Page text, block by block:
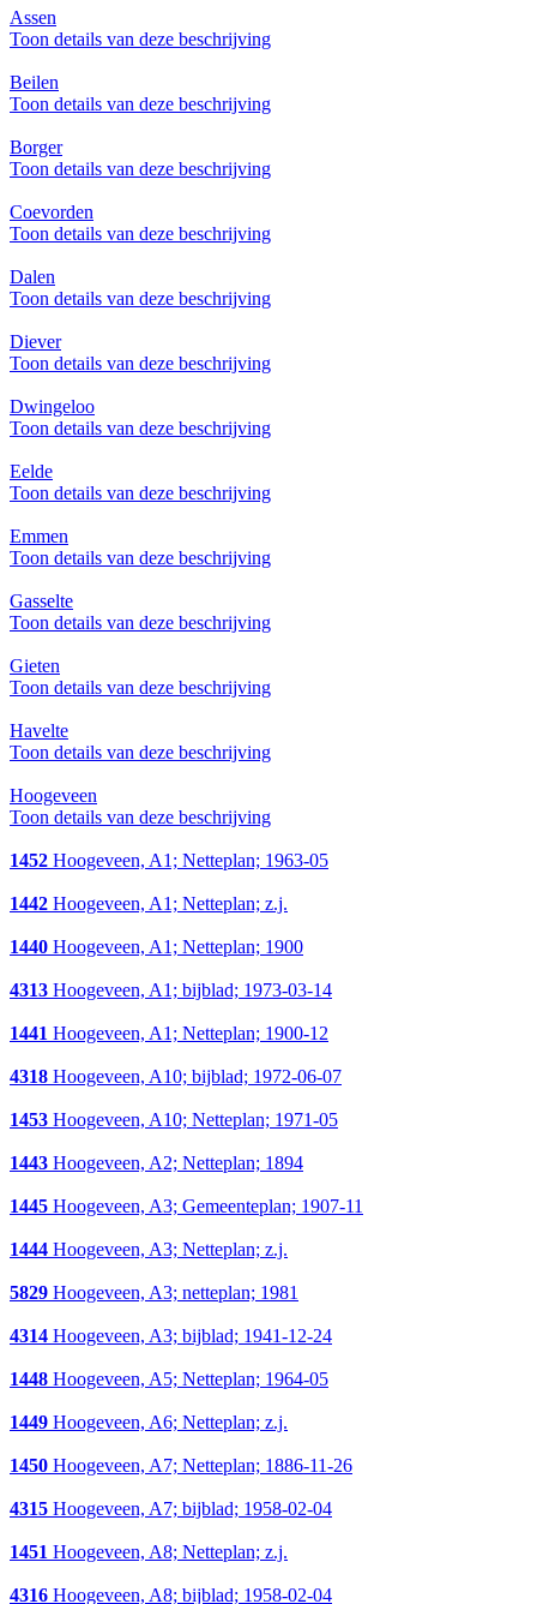
Assen
Toon details van deze beschrijving
Beilen
Toon details van deze beschrijving
Borger
Toon details van deze beschrijving
Coevorden
Toon details van deze beschrijving
Dalen
Toon details van deze beschrijving
Diever
Toon details van deze beschrijving
Dwingeloo
Toon details van deze beschrijving
Eelde
Toon details van deze beschrijving
Emmen
Toon details van deze beschrijving
Gasselte
Toon details van deze beschrijving
Gieten
Toon details van deze beschrijving
Havelte
Toon details van deze beschrijving
Hoogeveen
Toon details van deze beschrijving
1452 Hoogeveen, A1; Netteplan; 1963-05
1442 Hoogeveen, A1; Netteplan; z.j.
1440 Hoogeveen, A1; Netteplan; 1900
4313 Hoogeveen, A1; bijblad; 1973-03-14
1441 Hoogeveen, A1; Netteplan; 1900-12
4318 Hoogeveen, A10; bijblad; 1972-06-07
1453 Hoogeveen, A10; Netteplan; 1971-05
1443 Hoogeveen, A2; Netteplan; 1894
1445 Hoogeveen, A3; Gemeenteplan; 1907-11
1444 Hoogeveen, A3; Netteplan; z.j.
5829 Hoogeveen, A3; netteplan; 1981
4314 Hoogeveen, A3; bijblad; 1941-12-24
1448 Hoogeveen, A5; Netteplan; 1964-05
1449 Hoogeveen, A6; Netteplan; z.j.
1450 Hoogeveen, A7; Netteplan; 1886-11-26
4315 Hoogeveen, A7; bijblad; 1958-02-04
1451 Hoogeveen, A8; Netteplan; z.j.
4316 Hoogeveen, A8; bijblad; 1958-02-04